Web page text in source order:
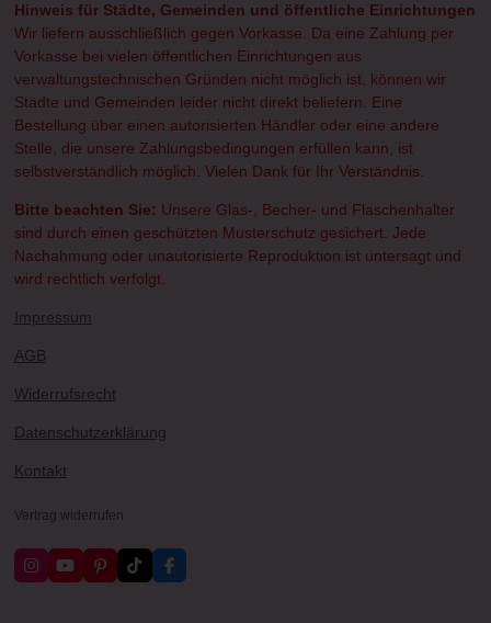
Hinweis für Städte, Gemeinden und öffentliche Einrichtungen
Wir liefern ausschließlich gegen Vorkasse. Da eine Zahlung per
Vorkasse bei vielen öffentlichen Einrichtungen aus
verwaltungstechnischen Gründen nicht möglich ist, können wir
Städte und Gemeinden leider nicht direkt beliefern. Eine
Bestellung über einen autorisierten Händler oder eine andere
Stelle, die unsere Zahlungsbedingungen erfüllen kann, ist
selbstverständlich möglich. Vielen Dank für Ihr Verständnis.
Bitte beachten Sie: Unsere Glas-, Becher- und Flaschenhalter
sind durch einen geschützten Musterschutz gesichert. Jede
Nachahmung oder unautorisierte Reproduktion ist untersagt und
wird rechtlich verfolgt.
Impressum
AGB
Widerrufsrecht
Datenschutzerklärung
Kontakt
Vertrag widerrufen
I
n
Y
o
P
i
T
i
F
a